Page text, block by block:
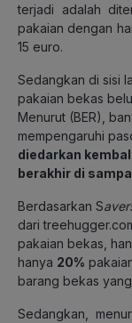
terjadi adalah
pakaian dengan
15 euro.
Sedangkan di sisi
pakaian bekas
Menurut (BER),
mempengaruhi
diedarkan
berakhir di
Berdasarkan S
dari
pakaian bekas,
hanya 20%
barang bekas
Sedangkan,